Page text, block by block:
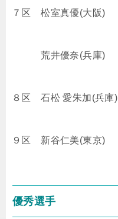
７区 松室真優(大阪)
荒井優奈(兵庫)
８区 石松 愛朱加(兵庫)
９区 新谷仁美(東京)
優秀選手